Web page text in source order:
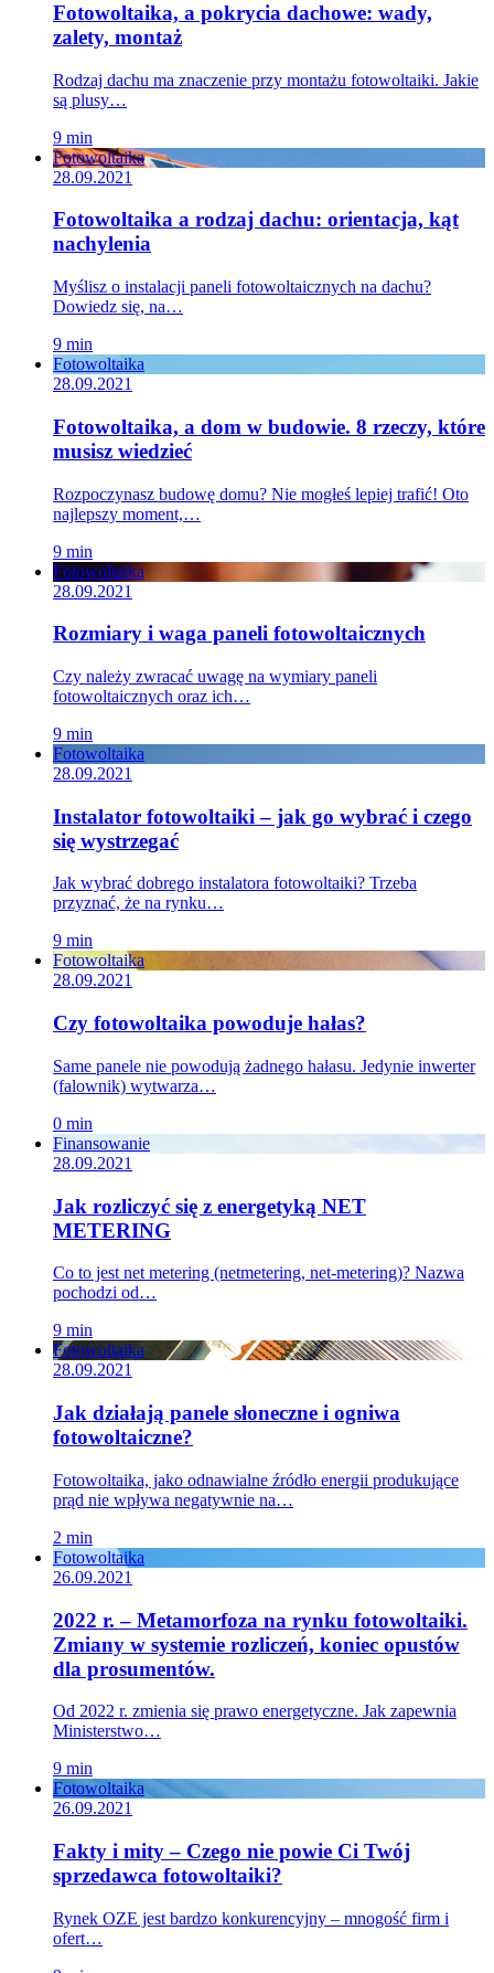
Fotowoltaika, a pokrycia dachowe: wady,
zalety, montaż
Rodzaj dachu ma znaczenie przy montażu fotowoltaiki. Jakie
są plusy…
9 min
Fotowoltaika
28.09.2021
Fotowoltaika a rodzaj dachu: orientacja, kąt
nachylenia
Myślisz o instalacji paneli fotowoltaicznych na dachu?
Dowiedz się, na…
9 min
Fotowoltaika
28.09.2021
Fotowoltaika, a dom w budowie. 8 rzeczy, które
musisz wiedzieć
Rozpoczynasz budowę domu? Nie mogłeś lepiej trafić! Oto
najlepszy moment,…
9 min
Fotowoltaika
28.09.2021
Rozmiary i waga paneli fotowoltaicznych
Czy należy zwracać uwagę na wymiary paneli
fotowoltaicznych oraz ich…
9 min
Fotowoltaika
28.09.2021
Instalator fotowoltaiki – jak go wybrać i czego
się wystrzegać
Jak wybrać dobrego instalatora fotowoltaiki? Trzeba
przyznać, że na rynku…
9 min
Fotowoltaika
28.09.2021
Czy fotowoltaika powoduje hałas?
Same panele nie powodują żadnego hałasu. Jedynie inwerter
(falownik) wytwarza…
0 min
Finansowanie
28.09.2021
Jak rozliczyć się z energetyką NET
METERING
Co to jest net metering (netmetering, net-metering)? Nazwa
pochodzi od…
9 min
Fotowoltaika
28.09.2021
Jak działają panele słoneczne i ogniwa
fotowoltaiczne?
Fotowoltaika, jako odnawialne źródło energii produkujące
prąd nie wpływa negatywnie na…
2 min
Fotowoltaika
26.09.2021
2022 r. – Metamorfoza na rynku fotowoltaiki.
Zmiany w systemie rozliczeń, koniec opustów
dla prosumentów.
Od 2022 r. zmienia się prawo energetyczne. Jak zapewnia
Ministerstwo…
9 min
Fotowoltaika
26.09.2021
Fakty i mity – Czego nie powie Ci Twój
sprzedawca fotowoltaiki?
Rynek OZE jest bardzo konkurencyjny – mnogość firm i
ofert…